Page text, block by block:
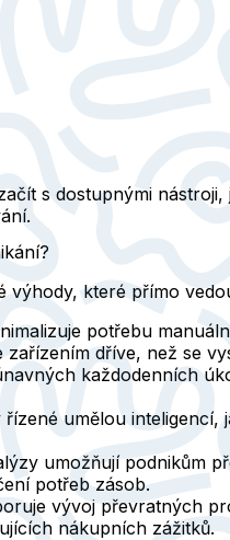
s dostupnými
výhody, které přímo
potřebu
dříve, než se
každodenních
řízené umělou
umožňují podnikům
potřeb zásob.
vývoj převratných
nákupních zážitků.